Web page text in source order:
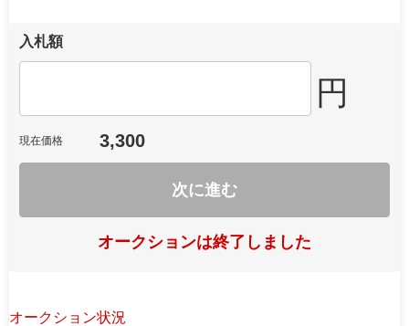
入札額
円
現在価格 3,300
次に進む
オークションは終了しました
オークション状況